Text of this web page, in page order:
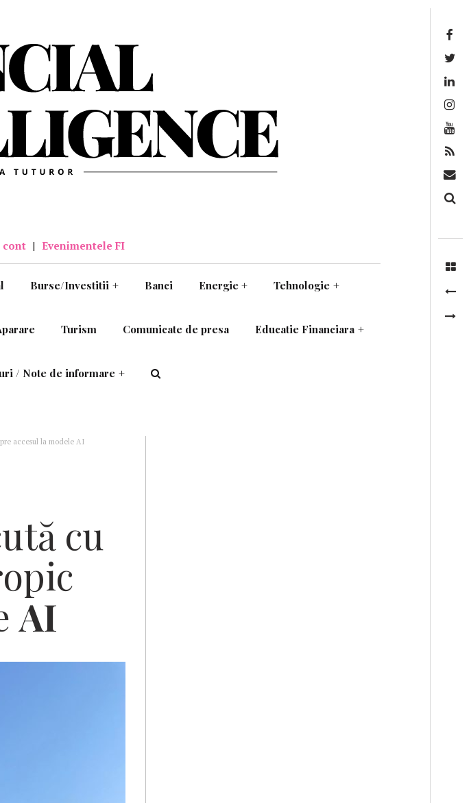
cont | Evenimentele FI
Burse/Investitii + Banci Energie + Tehnologie +
Turism Comunicate de presa Educatie Financiara +
/ Note de informare +
accesul la modele AI
cu
AI